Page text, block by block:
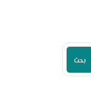
بحث